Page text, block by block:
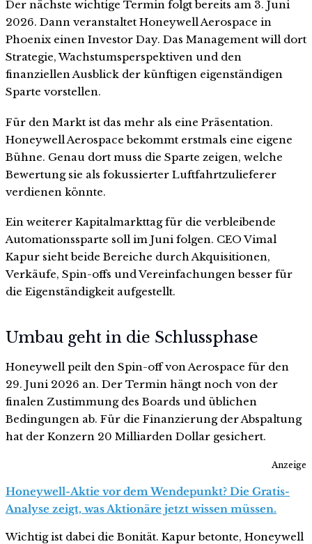
Der nächste wichtige Termin folgt bereits am 3. Juni
2026. Dann veranstaltet Honeywell Aerospace in
Phoenix einen Investor Day. Das Management will dort
Strategie, Wachstumsperspektiven und den
finanziellen Ausblick der künftigen eigenständigen
Sparte vorstellen.
Für den Markt ist das mehr als eine Präsentation.
Honeywell Aerospace bekommt erstmals eine eigene
Bühne. Genau dort muss die Sparte zeigen, welche
Bewertung sie als fokussierter Luftfahrtzulieferer
verdienen könnte.
Ein weiterer Kapitalmarkttag für die verbleibende
Automationssparte soll im Juni folgen. CEO Vimal
Kapur sieht beide Bereiche durch Akquisitionen,
Verkäufe, Spin-offs und Vereinfachungen besser für
die Eigenständigkeit aufgestellt.
Umbau geht in die Schlussphase
Honeywell peilt den Spin-off von Aerospace für den
29. Juni 2026 an. Der Termin hängt noch von der
finalen Zustimmung des Boards und üblichen
Bedingungen ab. Für die Finanzierung der Abspaltung
hat der Konzern 20 Milliarden Dollar gesichert.
Anzeige
Honeywell-Aktie vor dem Wendepunkt? Die Gratis-
Analyse zeigt, was Aktionäre jetzt wissen müssen.
Wichtig ist dabei die Bonität. Kapur betonte, Honeywell